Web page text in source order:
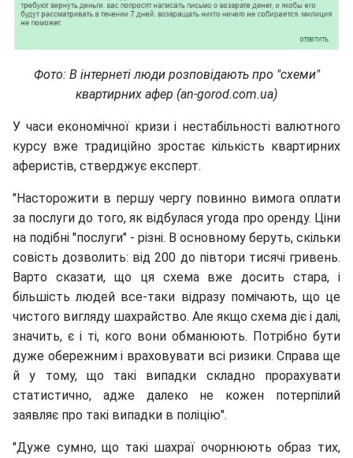
Фото: В інтернеті люди розповідають про "схеми"
квартирних афер (an-gorod.com.ua)
У часи економічної кризи і нестабільності валютного
курсу вже традиційно зростає кількість квартирних
аферистів, стверджує експерт.
"Насторожити в першу чергу повинно вимога оплати
за послуги до того, як відбулася угода про оренду. Ціни
на подібні "послуги" - різні. В основному беруть, скільки
совість дозволить: від 200 до півтори тисячі гривень.
Варто сказати, що ця схема вже досить стара, і
більшість людей все-таки відразу помічають, що це
чистого вигляду шахрайство. Але якщо схема діє і далі,
значить, є і ті, кого вони обманюють. Потрібно бути
дуже обережним і враховувати всі ризики. Справа ще
й у тому, що такі випадки складно прорахувати
статистично, адже далеко не кожен потерпілий
заявляє про такі випадки в поліцію".
"Дуже сумно, що такі шахраї очорнюють образ тих,